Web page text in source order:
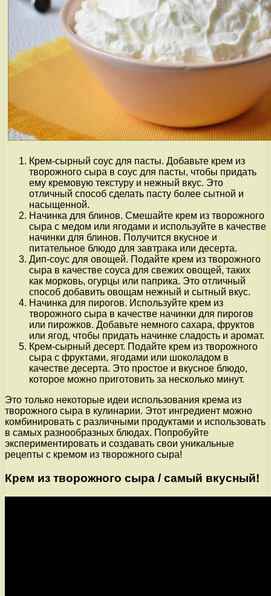
Крем-сырный соус для пасты. Добавьте крем из
творожного сыра в соус для пасты, чтобы придать
ему кремовую текстуру и нежный вкус. Это
отличный способ сделать пасту более сытной и
насыщенной.
Начинка для блинов. Смешайте крем из творожного
сыра с медом или ягодами и используйте в качестве
начинки для блинов. Получится вкусное и
питательное блюдо для завтрака или десерта.
Дип-соус для овощей. Подайте крем из творожного
сыра в качестве соуса для свежих овощей, таких
как морковь, огурцы или паприка. Это отличный
способ добавить овощам нежный и сытный вкус.
Начинка для пирогов. Используйте крем из
творожного сыра в качестве начинки для пирогов
или пирожков. Добавьте немного сахара, фруктов
или ягод, чтобы придать начинке сладость и аромат.
Крем-сырный десерт. Подайте крем из творожного
сыра с фруктами, ягодами или шоколадом в
качестве десерта. Это простое и вкусное блюдо,
которое можно приготовить за несколько минут.
Это только некоторые идеи использования крема из
творожного сыра в кулинарии. Этот ингредиент можно
комбинировать с различными продуктами и использовать
в самых разнообразных блюдах. Попробуйте
экспериментировать и создавать свои уникальные
рецепты с кремом из творожного сыра!
Крем из творожного сыра / самый вкусный!